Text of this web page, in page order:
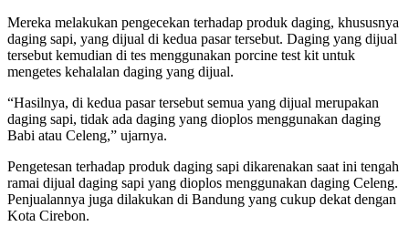
Mereka melakukan pengecekan terhadap produk daging, khususnya
daging sapi, yang dijual di kedua pasar tersebut. Daging yang dijual
tersebut kemudian di tes menggunakan porcine test kit untuk
mengetes kehalalan daging yang dijual.
“Hasilnya, di kedua pasar tersebut semua yang dijual merupakan
daging sapi, tidak ada daging yang dioplos menggunakan daging
Babi atau Celeng,” ujarnya.
Pengetesan terhadap produk daging sapi dikarenakan saat ini tengah
ramai dijual daging sapi yang dioplos menggunakan daging Celeng.
Penjualannya juga dilakukan di Bandung yang cukup dekat dengan
Kota Cirebon.